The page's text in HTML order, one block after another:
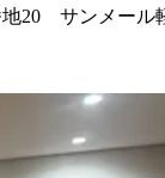
地20 サンメール